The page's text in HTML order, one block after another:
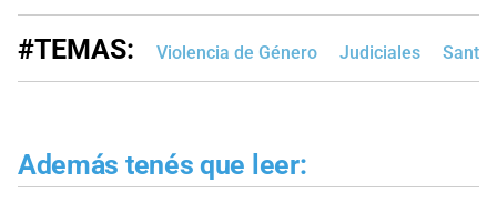
#TEMAS: Violencia de Género Judiciales Santa
Además tenés que leer: